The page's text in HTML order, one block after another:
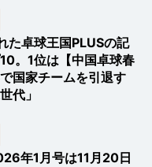
た卓球王国PLUSの記
。1位は【中国卓球春
国家チームを引退す
代」
年1月号は11月20日